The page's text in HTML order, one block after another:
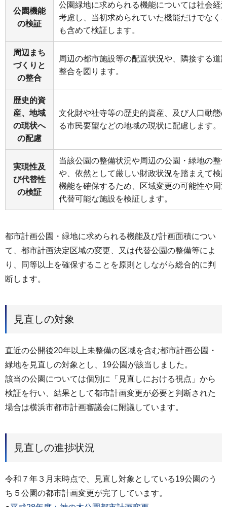
公園機能
の検証
公園緑地に求められる機能については社会経
考慮し、当初求められていた機能だけでなく
も含めて検証します。
周辺まち
づくりと
の整合
周辺の都市施設等の配置状況や、隣接する道
整合を図ります。
歴史的資
産、地域
の現状へ
の配慮
文化財や社寺等の歴史的資産、及び人口動態
る市民要望などの地域の現状に配慮します。
実現性及
び代替性
の検証
当該公園の整備状況や周辺の公園・緑地の整
や、依然として厳しい財政状況を踏まえて検
機能を確保するため、区域変更の可能性や周
代替可能な施設を検証します。
都市計画公園・緑地に求められる機能及び計画面積につい
て、都市計画決定区域の変更、又は代替公園の整備等によ
り、同等以上を確保することを原則としながら総合的に判
断します。
見直しの対象
直近の公開後20年以上未整備の区域を含む都市計画公園・
緑地を見直しの対象とし、19公園が該当しました。
該当の公園については個別に「見直しにおける視点」から
検証を行い、結果として都市計画変更が必要と判断された
場合は横浜市都市計画審議会に附議しています。
見直しの進捗状況
令和７年３月末時点で、見直し対象としている19公園のう
ち５公園の都市計画変更が完了しています。